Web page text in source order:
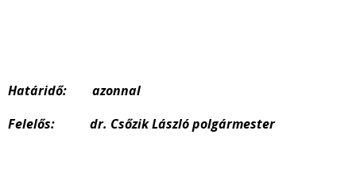
Határidő: azonnal
Felelős: dr. Csőzik László polgármester